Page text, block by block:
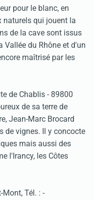
pour le blanc, en
naturels qui jouent la
de la cave sont issus
Vallée du Rhône et d'un
maîtrisé par les
de Chablis - 89800
de sa terre de
Jean-Marc Brocard
de vignes. Il y concocte
mais aussi des
l'Irancy, les Côtes
Tél. : -